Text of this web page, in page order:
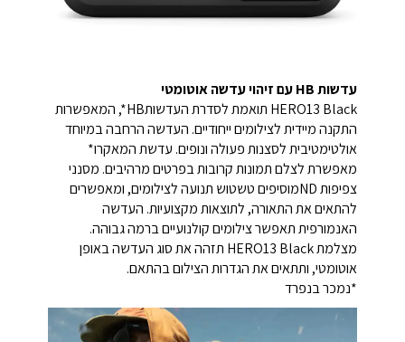
עדשות HB עם זיהוי עדשה אוטומטי
HERO13 Black תואמת לסדרת העדשותHB*, המאפשרות
התקנה מיידית לצילומים ייחודיים. העדשה הרחבה במיוחד
אולטימטיבית לסצנות פעולה ונופים. עדשת המאקרו*
מאפשרת לצלם תמונות קרובות בפרטים מרהיבים. מסנני
צפיפות NDמוסיפים טשטוש תנועה לצילומים, ומאפשרים
להתאים את התאורה, לתוצאות מקצועיות. העדשה
האנמורפית תאפשר צילומים קולנועיים ברמה גבוהה.
מצלמת HERO13 Black תזהה את סוג העדשה באופן
אוטומטי, ותתאים את הגדרות הצילום בהתאם.
*נמכר בנפרד